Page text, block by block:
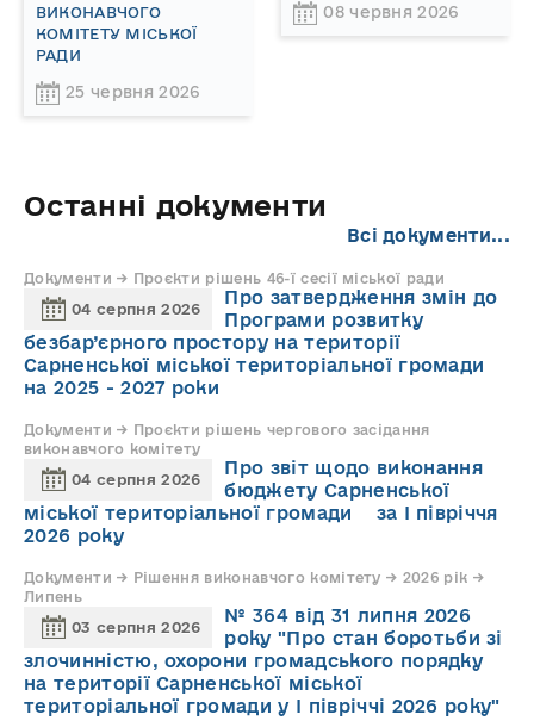
ВИКОНАВЧОГО
КОМІТЕТУ МІСЬКОЇ
РАДИ
25 червня 2026
08 червня 2026
Останні документи
Всі документи...
Документи → Проєкти рішень 46-ї сесії міської ради
04 серпня 2026
Про затвердження змін до
Програми розвитку
безбар’єрного простору на території
Сарненської міської територіальної громади
на 2025 - 2027 роки
Документи → Проєкти рішень чергового засідання
виконавчого комітету
04 серпня 2026
Про звіт щодо виконання
бюджету Сарненської
міської територіальної громади за І півріччя
2026 року
Документи → Рішення виконавчого комітету → 2026 рік →
Липень
03 серпня 2026
№ 364 від 31 липня 2026
року "Про стан боротьби зі
злочинністю, охорони громадського порядку
на території Сарненської міської
територіальної громади у І півріччі 2026 року"